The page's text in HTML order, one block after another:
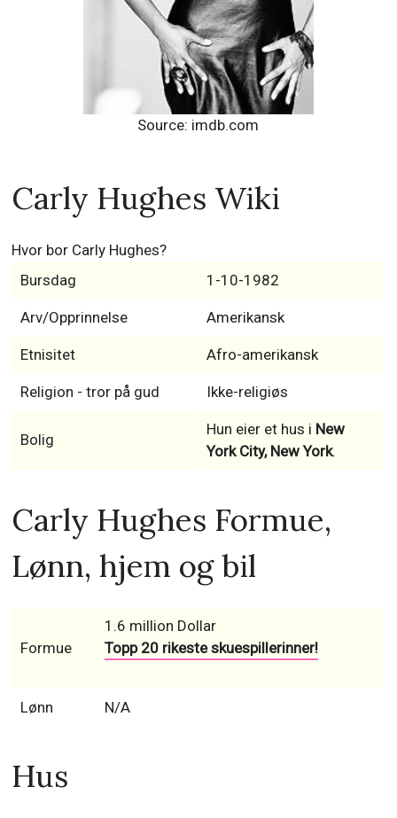
Source: imdb.com
Carly Hughes Wiki
Hvor bor Carly Hughes?
Bursdag
1-10-1982
Arv/Opprinnelse Amerikansk
Etnisitet Afro-amerikansk
Religion - tror på gud Ikke-religiøs
Bolig
Hun eier et hus i New
York City, New York.
Carly Hughes Formue,
Lønn, hjem og bil
Formue
1.6 million Dollar
Topp 20 rikeste skuespillerinner!
Lønn N/A
Hus